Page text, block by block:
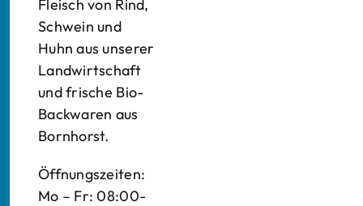
Fleisch von Rind,
Schwein und
Huhn aus unserer
Landwirtschaft
und frische Bio-
Backwaren aus
Bornhorst.
Öffnungszeiten:
Mo – Fr: 08:00-